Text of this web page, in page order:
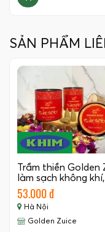
SẢN PHẨM
Trầm thiền Golden
làm sạch không
53.000 đ
Hà Nội
Golden Zuice